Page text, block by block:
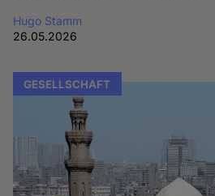
Hugo Stamm
26.05.2026
GESELLSCHAFT